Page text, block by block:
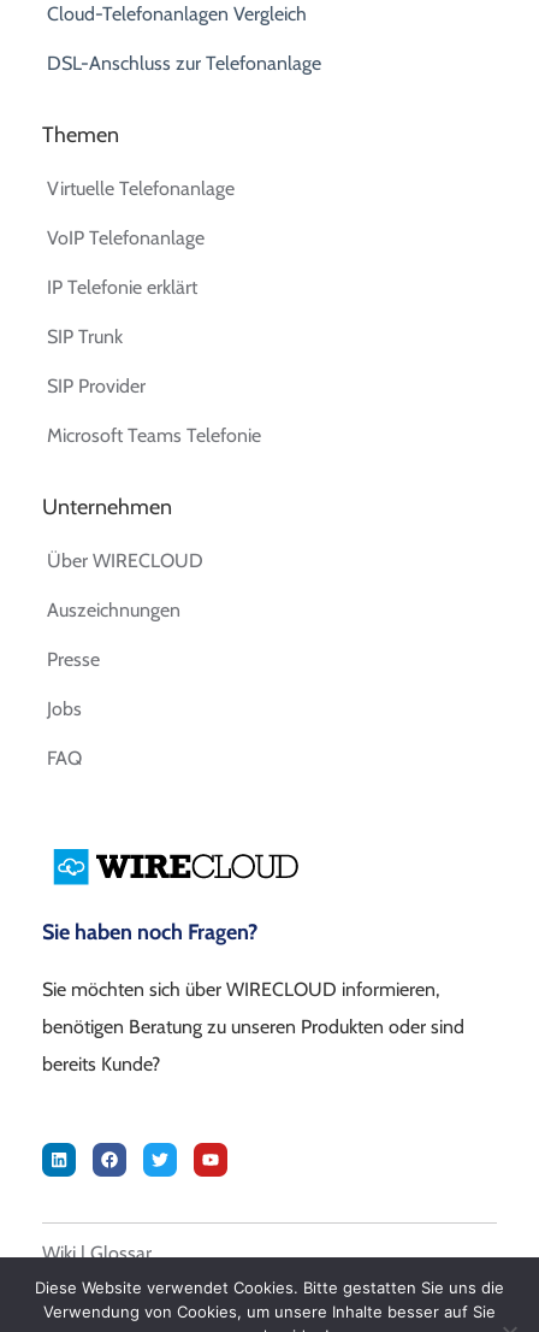
Cloud-Telefonanlagen Vergleich
DSL-Anschluss zur Telefonanlage
Themen
Virtuelle Telefonanlage
VoIP Telefonanlage
IP Telefonie erklärt
SIP Trunk
SIP Provider
Microsoft Teams Telefonie
Unternehmen
Über WIRECLOUD
Auszeichnungen
Presse
Jobs
FAQ
Sie haben noch Fragen?
Sie möchten sich über WIRECLOUD informieren,
benötigen Beratung zu unseren Produkten oder sind
bereits Kunde?
Wiki|Glossar
© 2026 DALASON GmbH –Impressum|
Diese Website verwendet Cookies. Bitte gestatten Sie uns die
Verwendung von Cookies, um unsere Inhalte besser auf Sie